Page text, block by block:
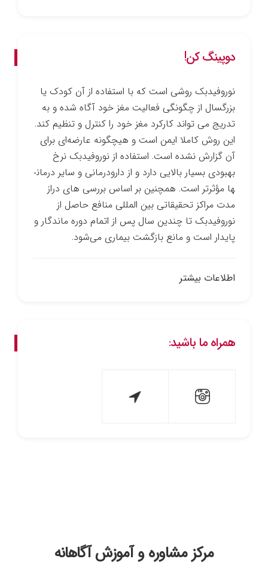
دوپینگ کن!
نوروفیدبک روشی است که با استفاده از آن کودک یا
بزرگسال از چگونگی فعالیت مغز خود آگاه شده و به
تدریج می ­تواند کارکرد مغز خود را کنترل و تنظیم کند.
این روش کاملا ایمن است و هیچ­گونه عارضه‌ای برای
آن گزارش نشده است. استفاده از نوروفیدبک نرخ
بهبودی بسیار بالایی دارد و از دارو­درمانی و سایر درمان­
ها مؤثرتر است. همچنین بر اساس بررسی­ های دراز
مدت مراکز تحقیقاتی بین­ المللی منافع حاصل از
نوروفیدبک تا چندین سال پس از اتمام دوره ماندگار و
پایدار است و مانع بازگشت بیماری می‌شود.
اطلاعات بیشتر
همراه ما باشید:
مرکز مشاوره و آموزش آگاهانه